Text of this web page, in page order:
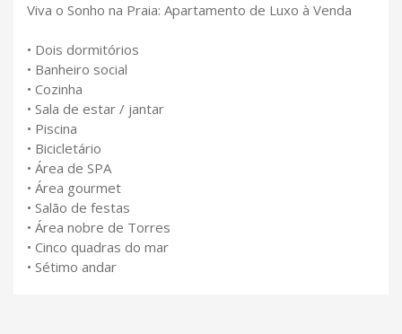
Viva o Sonho na Praia: Apartamento de Luxo à Venda
• Dois dormitórios
• Banheiro social
• Cozinha
• Sala de estar / jantar
• Piscina
• Bicicletário
• Área de SPA
• Área gourmet
• Salão de festas
• Área nobre de Torres
• Cinco quadras do mar
• Sétimo andar